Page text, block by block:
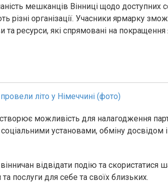
мешканців Вінниці щодо доступних
різні організації. Учасники ярмарку
та ресурси, які спрямовані на покращення
літо у Німеччині (фото)
можливість для налагодження
установами, обміну досвідом і
відвідати подію та скористатися
послуги для себе та своїх близьких.